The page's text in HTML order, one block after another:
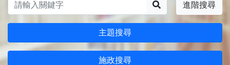
進階搜尋
主題搜尋
施政搜尋